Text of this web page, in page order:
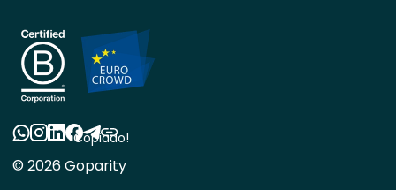
© 2026 Goparity
Copiado!